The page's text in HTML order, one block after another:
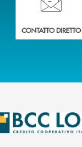
CONTATTO DIRETTO